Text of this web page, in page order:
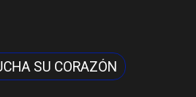
SU CORAZÓN